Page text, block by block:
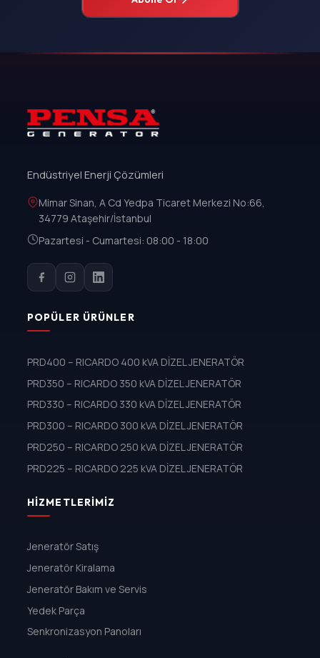
Endüstriyel Enerji Çözümleri
Mimar Sinan, A Cd Yedpa Ticaret Merkezi No:66,
34779 Ataşehir/İstanbul
Pazartesi - Cumartesi: 08:00 - 18:00
POPÜLER ÜRÜNLER
PRD400 – RICARDO 400 kVA DİZEL JENERATÖR
PRD350 – RICARDO 350 kVA DİZEL JENERATÖR
PRD330 – RICARDO 330 kVA DİZEL JENERATÖR
PRD300 – RICARDO 300 kVA DİZEL JENERATÖR
PRD250 – RICARDO 250 kVA DİZEL JENERATÖR
PRD225 – RICARDO 225 kVA DİZEL JENERATÖR
HIZMETLERIMIZ
Jeneratör Satış
Jeneratör Kiralama
Jeneratör Bakım ve Servis
Yedek Parça
Senkronizasyon Panoları